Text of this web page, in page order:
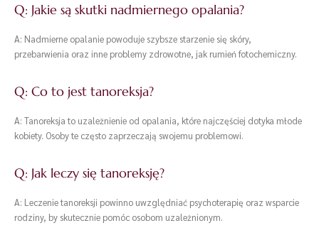
Q: Jakie są skutki nadmiernego opalania?
A: Nadmierne opalanie powoduje szybsze starzenie się skóry,
przebarwienia oraz inne problemy zdrowotne, jak rumień fotochemiczny.
Q: Co to jest tanoreksja?
A: Tanoreksja to uzależnienie od opalania, które najczęściej dotyka młode
kobiety. Osoby te często zaprzeczają swojemu problemowi.
Q: Jak leczy się tanoreksję?
A: Leczenie tanoreksji powinno uwzględniać psychoterapię oraz wsparcie
rodziny, by skutecznie pomóc osobom uzależnionym.